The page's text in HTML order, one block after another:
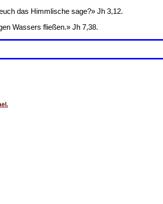
das Himmlische sage?» Jh 3,12.
Wassers fließen.» Jh 7,38.